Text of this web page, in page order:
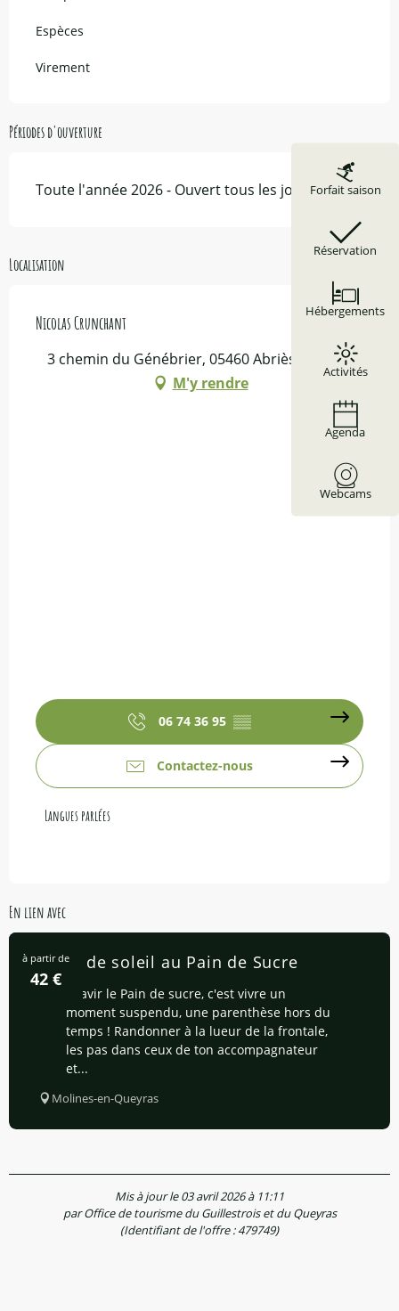
Forfait saison
Réservation
Hébergements
Activités
Agenda
Webcams
Espèces
Virement
Périodes d'ouverture
Toute l'année 2026 - Ouvert tous les jours
Localisation
Nicolas Crunchant
3 chemin du Génébrier, 05460 Abriès-Ristolas
M'y rendre
06 74 36 95 ▒▒
Contactez-nous
Langues parlées
Langues parlées
En lien avec
à partir de
42 €
Lever de soleil au Pain de Sucre
Gravir le Pain de sucre, c'est vivre un
moment suspendu, une parenthèse hors du
temps ! Randonner à la lueur de la frontale,
les pas dans ceux de ton accompagnateur
et...
Molines-en-Queyras
Mis à jour le 03 avril 2026 à 11:11
par Office de tourisme du Guillestrois et du Queyras
(Identifiant de l'offre :479749)